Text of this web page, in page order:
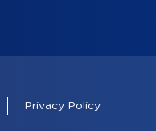
Privacy Policy